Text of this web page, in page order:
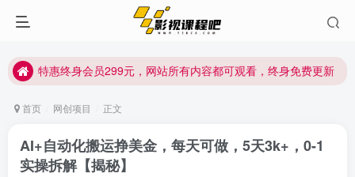
特惠终身会员299元，网站所有内容都可观看，终身免费更新
特惠终身会员299元，网站所有内容都可观看，终身免费更新
首页 网创项目 正文
AI+自动化搬运挣美金，每天可做，5天3k+，0-1
实操拆解【揭秘】